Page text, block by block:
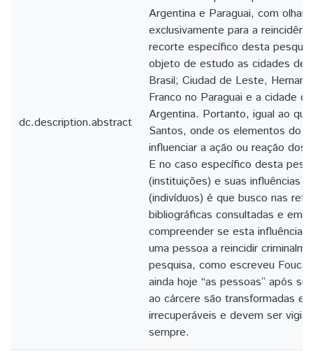
dc.description.abstract
Argentina e Paraguai, com olhar
exclusivamente para a
recorte específico desta
objeto de estudo as cidades de
Brasil; Ciudad de Leste,
Franco no Paraguai e a cidade
Argentina. Portanto, igual ao
Santos, onde os elementos do
influenciar a ação ou reação
E no caso específico desta
(instituições) e suas influências
(indivíduos) é que busco nas
bibliográficas consultadas e em
compreender se esta influência
uma pessoa a reincidir
pesquisa, como escreveu
ainda hoje “as pessoas” após
ao cárcere são transformadas
irrecuperáveis e devem ser
sempre.